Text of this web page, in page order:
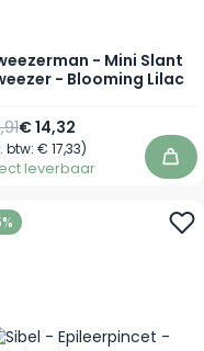
- Mini Slant
- Blooming Lilac
Speciale prijs
€ 14,32
prijs
btw: € 17,33)
leverbaar In